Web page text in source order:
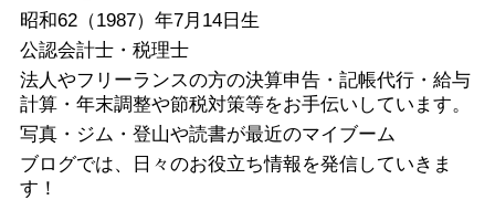
昭和62（1987）年7月14日生
公認会計士・税理士
法人やフリーランスの方の決算申告・記帳代行・給与
計算・年末調整や節税対策等をお手伝いしています。
写真・ジム・登山や読書が最近のマイブーム
ブログでは、日々のお役立ち情報を発信していきま
す！